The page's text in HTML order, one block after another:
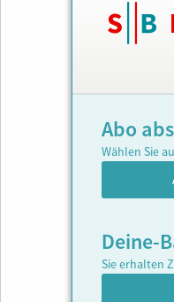
Abo
Wählen Sie
Deine-
Sie erhalten